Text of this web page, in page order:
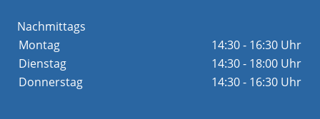
Nachmittags
Montag
14:30 - 16:30 Uhr
Dienstag
14:30 - 18:00 Uhr
Donnerstag
14:30 - 16:30 Uhr